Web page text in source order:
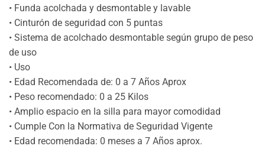
• Funda acolchada y desmontable y lavable
• Cinturón de seguridad con 5 puntas
• Sistema de acolchado desmontable según grupo de peso
de uso
• Uso
• Edad Recomendada de: 0 a 7 Años Aprox
• Peso recomendado: 0 a 25 Kilos
• Amplio espacio en la silla para mayor comodidad
• Cumple Con la Normativa de Seguridad Vigente
• Edad recomendada: 0 meses a 7 Años aprox.